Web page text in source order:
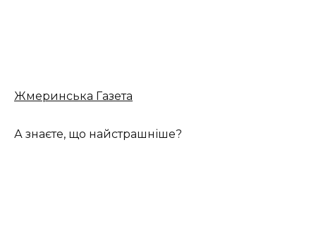
Жмеринська Газета
А знаєте, що найстрашніше?